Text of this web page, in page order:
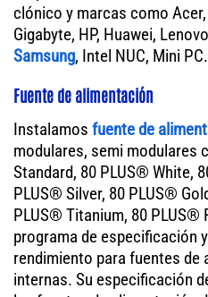
clónico y marcas como Acer,
Gigabyte, HP, Huawei,
Samsung, Intel NUC, Mini PC.
Fuente de alimentación
Instalamos fuente de
modulares, semi modulares
Standard, 80 PLUS® White,
PLUS® Silver, 80 PLUS®
PLUS® Titanium, 80 PLUS®
programa de especificación
rendimiento para fuentes de
internas. Su especificación